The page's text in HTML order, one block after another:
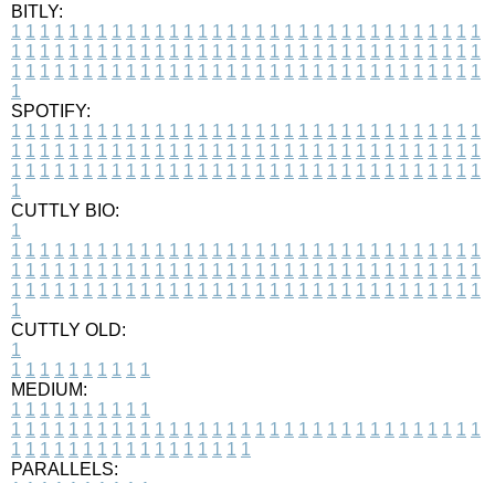
BITLY:
1 1 1 1 1 1 1 1 1 1 1 1 1 1 1 1 1 1 1 1 1 1 1 1 1 1 1 1 1 1 1 1 1
1 1 1 1 1 1 1 1 1 1 1 1 1 1 1 1 1 1 1 1 1 1 1 1 1 1 1 1 1 1 1 1 1
1 1 1 1 1 1 1 1 1 1 1 1 1 1 1 1 1 1 1 1 1 1 1 1 1 1 1 1 1 1 1 1 1
1
SPOTIFY:
1 1 1 1 1 1 1 1 1 1 1 1 1 1 1 1 1 1 1 1 1 1 1 1 1 1 1 1 1 1 1 1 1
1 1 1 1 1 1 1 1 1 1 1 1 1 1 1 1 1 1 1 1 1 1 1 1 1 1 1 1 1 1 1 1 1
1 1 1 1 1 1 1 1 1 1 1 1 1 1 1 1 1 1 1 1 1 1 1 1 1 1 1 1 1 1 1 1 1
1
CUTTLY BIO:
1
1 1 1 1 1 1 1 1 1 1 1 1 1 1 1 1 1 1 1 1 1 1 1 1 1 1 1 1 1 1 1 1 1
1 1 1 1 1 1 1 1 1 1 1 1 1 1 1 1 1 1 1 1 1 1 1 1 1 1 1 1 1 1 1 1 1
1 1 1 1 1 1 1 1 1 1 1 1 1 1 1 1 1 1 1 1 1 1 1 1 1 1 1 1 1 1 1 1 1
1
CUTTLY OLD:
1
1 1 1 1 1 1 1 1 1 1
MEDIUM:
1 1 1 1 1 1 1 1 1 1
1 1 1 1 1 1 1 1 1 1 1 1 1 1 1 1 1 1 1 1 1 1 1 1 1 1 1 1 1 1 1 1 1
1 1 1 1 1 1 1 1 1 1 1 1 1 1 1 1 1
PARALLELS: